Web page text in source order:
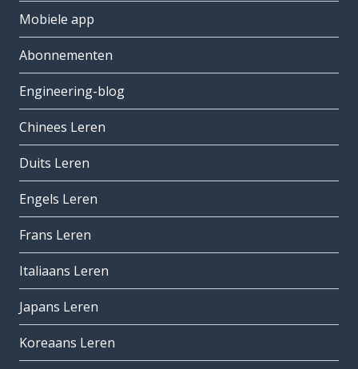
Mobiele app
Abonnementen
Engineering-blog
Chinees Leren
Duits Leren
Engels Leren
Frans Leren
Italiaans Leren
Japans Leren
Koreaans Leren